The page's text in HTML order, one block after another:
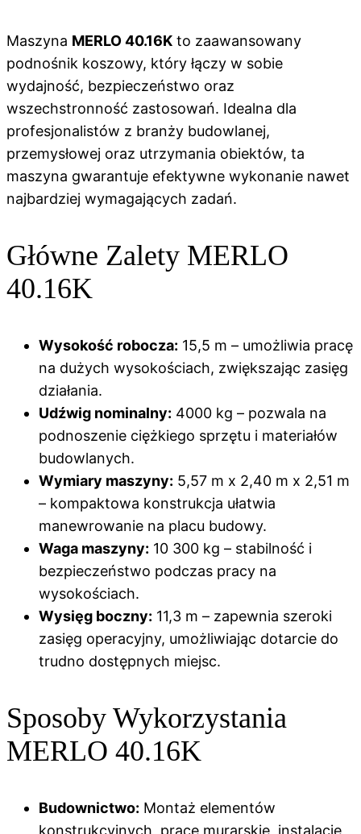
Maszyna MERLO 40.16K to zaawansowany
podnośnik koszowy, który łączy w sobie
wydajność, bezpieczeństwo oraz
wszechstronność zastosowań. Idealna dla
profesjonalistów z branży budowlanej,
przemysłowej oraz utrzymania obiektów, ta
maszyna gwarantuje efektywne wykonanie nawet
najbardziej wymagających zadań.
Główne Zalety MERLO
40.16K
Wysokość robocza: 15,5 m – umożliwia pracę
na dużych wysokościach, zwiększając zasięg
działania.
Udźwig nominalny: 4000 kg – pozwala na
podnoszenie ciężkiego sprzętu i materiałów
budowlanych.
Wymiary maszyny: 5,57 m x 2,40 m x 2,51 m
– kompaktowa konstrukcja ułatwia
manewrowanie na placu budowy.
Waga maszyny: 10 300 kg – stabilność i
bezpieczeństwo podczas pracy na
wysokościach.
Wysięg boczny: 11,3 m – zapewnia szeroki
zasięg operacyjny, umożliwiając dotarcie do
trudno dostępnych miejsc.
Sposoby Wykorzystania
MERLO 40.16K
Budownictwo: Montaż elementów
konstrukcyjnych, prace murarskie, instalacje